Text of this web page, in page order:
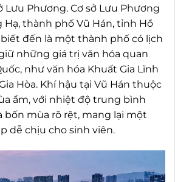
Lưu Phương. Cơ sở Lưu Phương
Hạ, thành phố Vũ Hán, tỉnh Hồ
biết đến là một thành phố có lịch
những giá trị văn hóa quan
như văn hóa Khuất Gia Lĩnh
Hòa. Khí hậu tại Vũ Hán thuộc
ẩm, với nhiệt độ trung bình
bốn mùa rõ rệt, mang lại một
dễ chịu cho sinh viên.